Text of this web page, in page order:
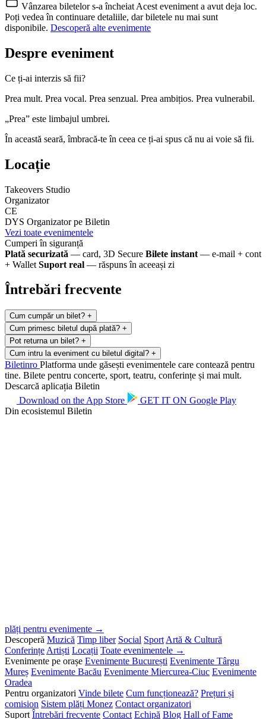
Vânzarea biletelor s-a încheiat Acest eveniment a avut deja loc.
Poți vedea în continuare detaliile, dar biletele nu mai sunt
disponibile. Descoperă alte evenimente
Despre eveniment
Ce ți-ai interzis să fii?
Prea mult. Prea vocal. Prea senzual. Prea ambițios. Prea vulnerabil.
„Prea” este limbajul umbrei.
În această seară, îmbracă-te în ceea ce ți-ai spus că nu ai voie să fii.
Locație
Takeovers Studio
Organizator
CE
DYS Organizator pe Biletin
Vezi toate evenimentele
Cumperi în siguranță
Plată securizată — card, 3D Secure Bilete instant — e-mail + cont
+ Wallet Suport real — răspuns în aceeași zi
Întrebări frecvente
Cum cumpăr un bilet? +
Cum primesc biletul după plată? +
Pot returna un bilet? +
Cum intru la eveniment cu biletul digital? +
Biletinro Platforma unde găsești evenimentele care contează pentru
tine. Bilete pentru concerte, sport, teatru, conferințe și mai mult.
Descarcă aplicația Biletin
Download on the App Store GET IT ON Google Play
Din ecosistemul Biletin
plăți pentru evenimente →
Descoperă Muzică Timp liber Social Sport Artă & Cultură
Conferințe Artiști Locații Toate evenimentele →
Evenimente pe orașe Evenimente București Evenimente Târgu
Mureș Evenimente Bacău Evenimente Miercurea-Ciuc Evenimente
Oradea
Pentru organizatori Vinde bilete Cum funcționează? Prețuri și
comision Sistem plăți Monez Contact organizatori
Suport Întrebări frecvente Contact Echipă Blog Hall of Fame